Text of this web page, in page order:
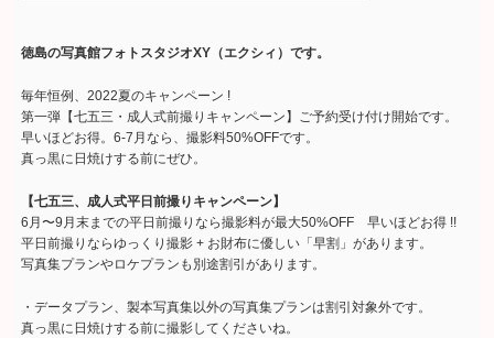
徳島の写真館フォトスタジオXY（エクシィ）です。
毎年恒例、2022夏のキャンペーン !
第一弾【七五三・成人式前撮りキャンペーン】ご予約受け付け開始です。
早いほどお得。6-7月なら、撮影料50%OFFです。
真っ黒に日焼けする前にぜひ。
【七五三、成人式平日前撮りキャンペーン】
6月〜9月末までの平日前撮りなら撮影料が最大50%OFF 早いほどお得 !!
平日前撮りならゆっくり撮影 + お財布に優しい「早割」があります。
写真集プランやロケプランも別途割引があります。
・データプラン、製本写真集以外の写真集プランは割引対象外です。
真っ黒に日焼けする前に撮影してくださいね。